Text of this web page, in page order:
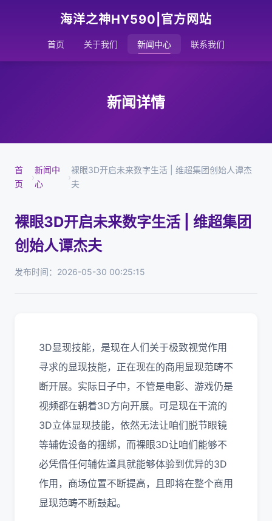
海洋之神HY590|官方网站
首页 关于我们 新闻中心 联系我们
新闻详情
首
页
›
新闻中
心
›
裸眼3D开启未来数字生活 | 维超集团创始人谭杰
夫
裸眼3D开启未来数字生活 | 维超集团
创始人谭杰夫
发布时间：2026-05-30 00:25:15
3D显现技能，是现在人们关于极致视觉作用
寻求的显现技能，正在现在的商用显现范畴不
断开展。实际日子中，不管是电影、游戏仍是
视频都在朝着3D方向开展。可是现在干流的
3D立体显现技能，依然无法让咱们脱节眼镜
等辅佐设备的捆绑，而裸眼3D让咱们能够不
必凭借任何辅佐道具就能够体验到优异的3D
作用，商场位置不断提高，且即将在整个商用
显现范畴不断鼓起。